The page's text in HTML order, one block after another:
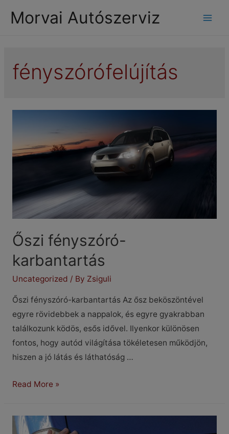
Morvai Autószerviz
fényszórófelújítás
Őszi fényszóró-
karbantartás
Uncategorized / By Zsiguli
Őszi fényszóró-karbantartás Az ősz beköszöntével
egyre rövidebbek a nappalok, és egyre gyakrabban
találkozunk ködös, esős idővel. Ilyenkor különösen
fontos, hogy autód világítása tökéletesen működjön,
hiszen a jó látás és láthatóság …
Őszi
Read More »